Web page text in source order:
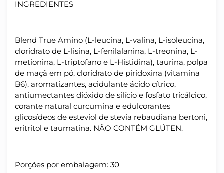
INGREDIENTES
Blend True Amino (L-leucina, L-valina, L-isoleucina,
cloridrato de L-lisina, L-fenilalanina, L-treonina, L-
metionina, L-triptofano e L-Histidina), taurina, polpa
de maçã em pó, cloridrato de piridoxina (vitamina
B6), aromatizantes, acidulante ácido cítrico,
antiumectantes dióxido de silício e fosfato tricálcico,
corante natural curcumina e edulcorantes
glicosídeos de esteviol de stevia rebaudiana bertoni,
eritritol e taumatina. NÃO CONTÉM GLÚTEN.
Porções por embalagem: 30